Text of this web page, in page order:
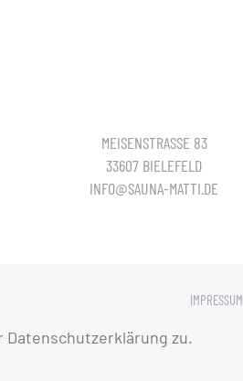
zu.
MEISENSTRASSE 83
33607 BIELEFELD
INFO@SAUNA-MATTI.DE
IMPRESSUM